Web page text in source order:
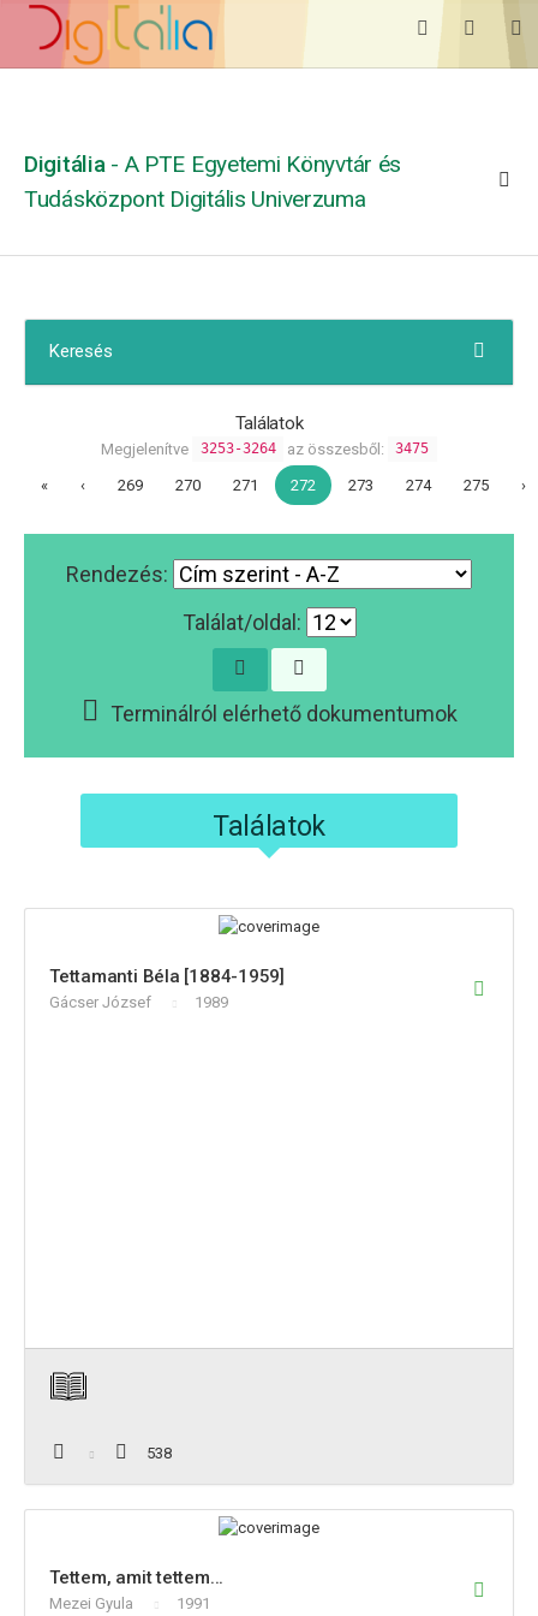
Digitália - A PTE Egyetemi Könyvtár és
Tudásközpont Digitális Univerzuma
Keresés
Találatok
Megjelenítve 3253-3264 az összesből: 3475
« ‹ 269 270 271 272 273 274 275 ›
Rendezés:
Találat/oldal:
Terminálról elérhető dokumentumok
Találatok
Tettamanti Béla [1884-1959]
Gácser József 1989
538
Tettem, amit tettem...
Mezei Gyula 1991